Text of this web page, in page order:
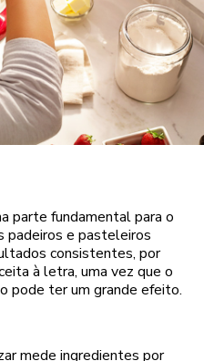
parte fundamental para o
padeiros e pasteleiros
consistentes, por
à letra, uma vez que o
pode ter um grande efeito.
mede ingredientes por